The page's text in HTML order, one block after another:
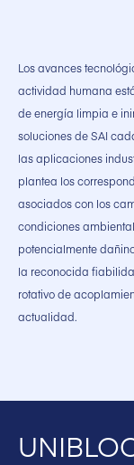
Los avances
actividad humana
de energía limpia e
soluciones de SAI
las aplicaciones
plantea los
asociados con los
condiciones
potencialmente
la reconocida
rotativo de
actualidad.